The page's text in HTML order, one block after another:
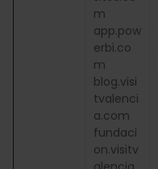
m
app.pow
erbi.co
m
blog.visi
tvalenci
a.com
fundaci
on.visitv